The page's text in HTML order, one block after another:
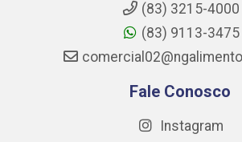
(83) 3215-4000
(83) 9113-3475
Fale Conosco
Instagram